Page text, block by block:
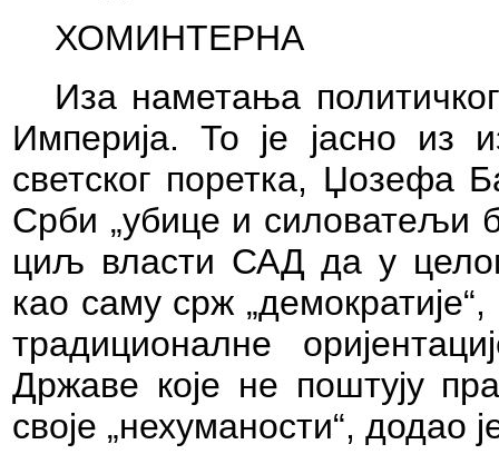
ХОМИНТЕРНА
Иза наметања
Империја. То је јасно из
светског поретка, Џозефа
Срби „убице и силоватељи
циљ власти САД да у
као саму срж
традиционалне
Државе које не поштују
своје „нехуманости“, додао